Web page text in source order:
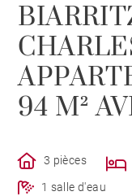
94 M²
3 pièces
1 salle d'eau